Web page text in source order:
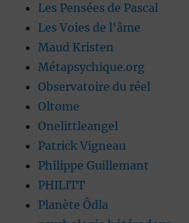
Les Pensées de Pascal
Les Voies de l'âme
Maud Kristen
Métapsychique.org
Observatoire du réel
Oltome
Onelittleangel
Patrick Vigneau
Philippe Guillemant
PHILITT
Planète Ôdla